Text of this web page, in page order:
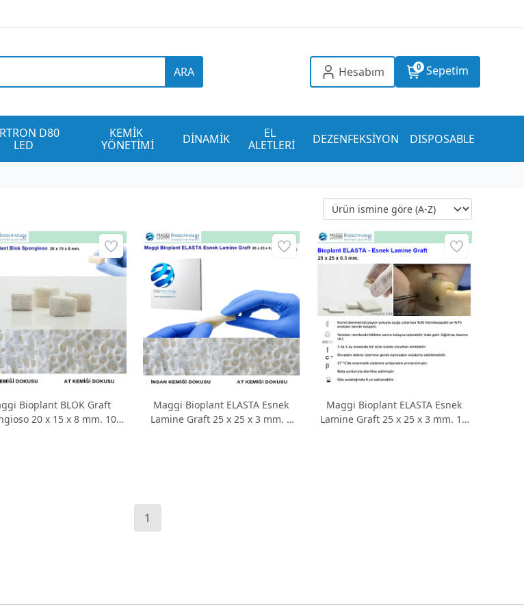
ARA Hesabım 0 Sepetim
D80
LED
KEMİK
YÖNETİMİ
DİNAMİK
EL
ALETLERİ
DEZENFEKSİYON DISPOSABLE
Bioplant BLOK Graft
20 x 15 x 8 mm. 10
Maggi Bioplant ELASTA Esnek
Lamine Graft 25 x 25 x 3 mm. 1
Maggi Bioplant ELASTA Esnek
Lamine Graft 25 x 25 x 3 mm. 10
1